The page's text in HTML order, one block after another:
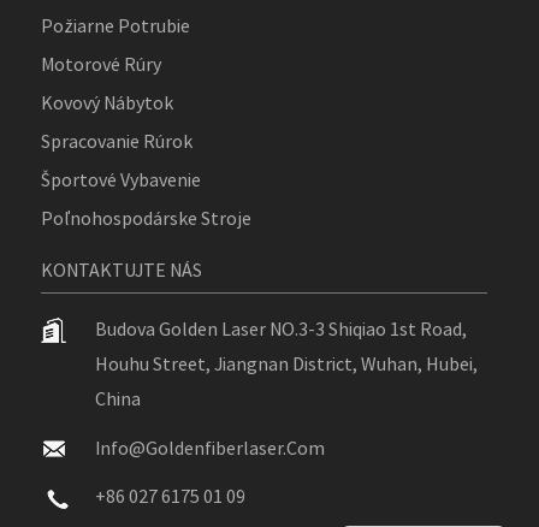
Požiarne Potrubie
Motorové Rúry
Kovový Nábytok
Spracovanie Rúrok
Športové Vybavenie
Poľnohospodárske Stroje
KONTAKTUJTE NÁS
Budova Golden Laser NO.3-3 Shiqiao 1st Road,
Houhu Street, Jiangnan District, Wuhan, Hubei,
China
Info@goldenfiberlaser.com
+86 027 6175 01 09